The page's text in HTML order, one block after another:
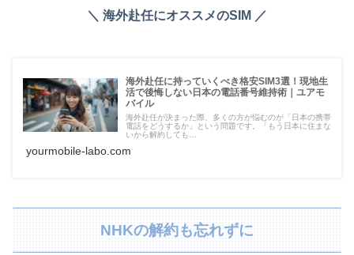
＼ 海外赴任にオススメのSIM ／
海外赴任に持っていくべき格安SIM3選！現地生
活で後悔しない日本の電話番号維持術｜ユアモ
バイル
海外赴任が決まった際、多くの方が悩むのが「日本の携帯
電話をどうするか」という問題です。「もう日本に住まな
いから解約しても…
yourmobile-labo.com
NHKの解約も忘れずに